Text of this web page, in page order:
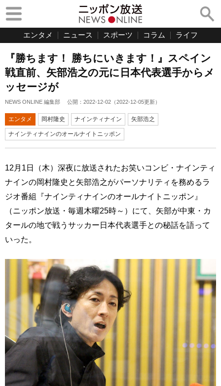
エンタメ ニュース スポーツ コラム ライフ
『勝ちます！ 勝ちにいきます！』スペイン
戦直前、矢部浩之の元に日本代表選手からメ
ッセージが
NEWS ONLINE 編集部 公開： 2022-12-02 （2022-12-05更新）
エンタメ 岡村隆史 ナインティナイン 矢部浩之
ナインティナインのオールナイトニッポン
12月1日（木）深夜に放送されたお笑いコンビ・ナインティ
ナインの岡村隆史と矢部浩之がパーソナリティを務めるラ
ジオ番組『ナインティナインのオールナイトニッポン』
（ニッポン放送・毎週木曜25時～）にて、矢部が中東・カ
タールの地で戦うサッカー日本代表選手との秘話を語って
いった。